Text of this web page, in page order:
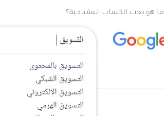
ما هو بحث الكلمات المفتاحية؟